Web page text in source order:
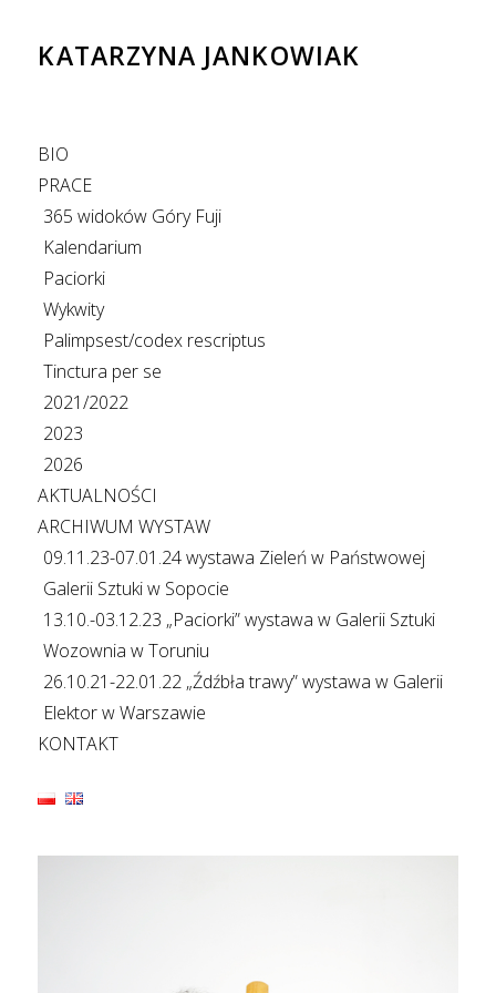
KATARZYNA JANKOWIAK
BIO
PRACE
365 widoków Góry Fuji
Kalendarium
Paciorki
Wykwity
Palimpsest/codex rescriptus
Tinctura per se
2021/2022
2023
2026
AKTUALNOŚCI
ARCHIWUM WYSTAW
09.11.23-07.01.24 wystawa Zieleń w Państwowej
Galerii Sztuki w Sopocie
13.10.-03.12.23 „Paciorki” wystawa w Galerii Sztuki
Wozownia w Toruniu
26.10.21-22.01.22 „Źdźbła trawy” wystawa w Galerii
Elektor w Warszawie
KONTAKT